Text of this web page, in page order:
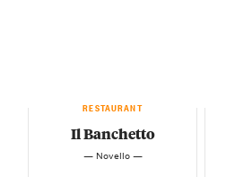
RESTAURANT
Il Banchetto
— Novello —